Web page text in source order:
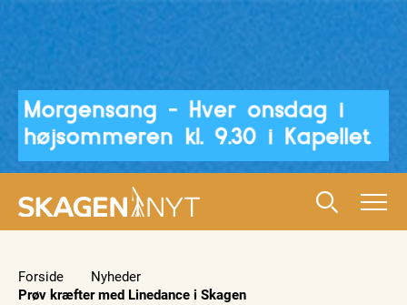
Forside
Nyheder
Prøv kræfter med Linedance i Skagen